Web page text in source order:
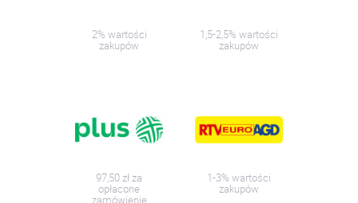
2% wartości
zakupów
1,5-2,5% wartości
zakupów
97,50 zł za
opłacone
zamówienie
1-3% wartości
zakupów